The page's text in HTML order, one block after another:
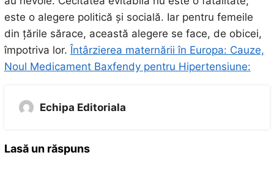
este o alegere politică și socială. Iar pentru femeile
din țările sărace, această alegere se face, de obicei,
împotriva lor. Întârzierea maternării în Europa: Cauze,
Noul Medicament Baxfendy pentru Hipertensiune:
Echipa Editoriala
Lasă un răspuns